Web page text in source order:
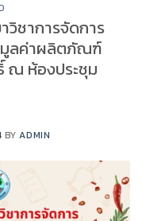
วิชาการจัดการ
มูลค่าผลิตภัณฑ์
ณ ห้องประชุม
BYADMIN